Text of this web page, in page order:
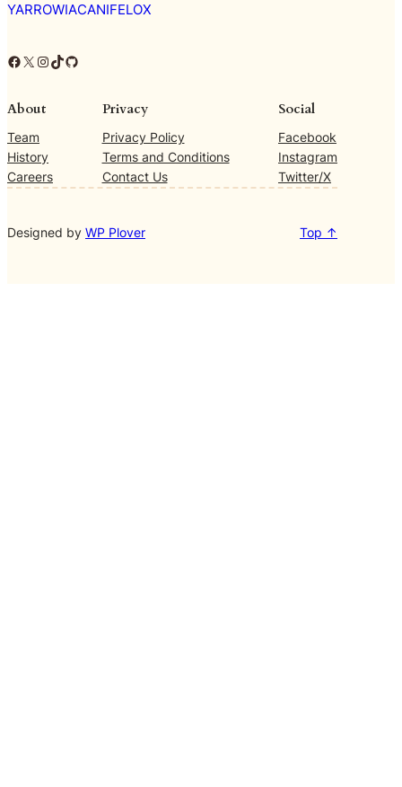
YARROWIACANIFELOX
Facebook X Instagram TikTok GitHub
About
Team
History
Careers
Privacy
Privacy Policy
Terms and Conditions
Contact Us
Social
Facebook
Instagram
Twitter/X
Designed by WP Plover Top ↑